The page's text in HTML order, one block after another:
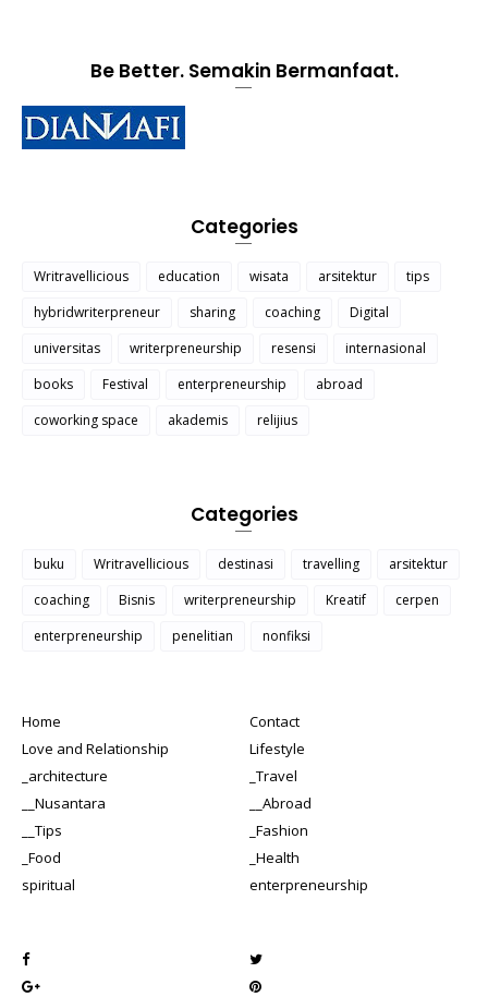
Be Better. Semakin Bermanfaat.
Categories
Writravellicious education wisata arsitektur
tips
hybridwriterpreneur
sharing coaching
Digital
universitas
writerpreneurship resensi
internasional
books
Festival enterpreneurship
abroad
coworking space
akademis relijius
Categories
buku Writravellicious destinasi travelling
arsitektur
coaching
Bisnis writerpreneurship Kreatif
cerpen
enterpreneurship
penelitian nonfiksi
Home
Contact
Love and Relationship
Lifestyle
_architecture
_Travel
__Nusantara
__Abroad
__Tips
_Fashion
_Food
_Health
spiritual
enterpreneurship